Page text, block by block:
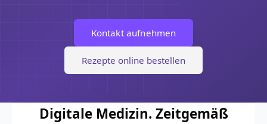
Kontakt aufnehmen
Rezepte online bestellen
Digitale Medizin. Zeitgemäß